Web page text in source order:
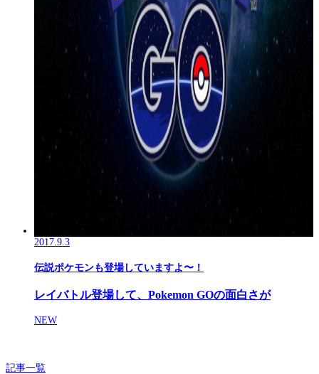
2017.9.3
伝説ポケモンも登場していますよ〜！
レイバトル登場して、Pokemon GOの面白さが
NEW
記事一覧